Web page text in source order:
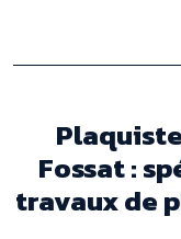
Fossat :
travaux de